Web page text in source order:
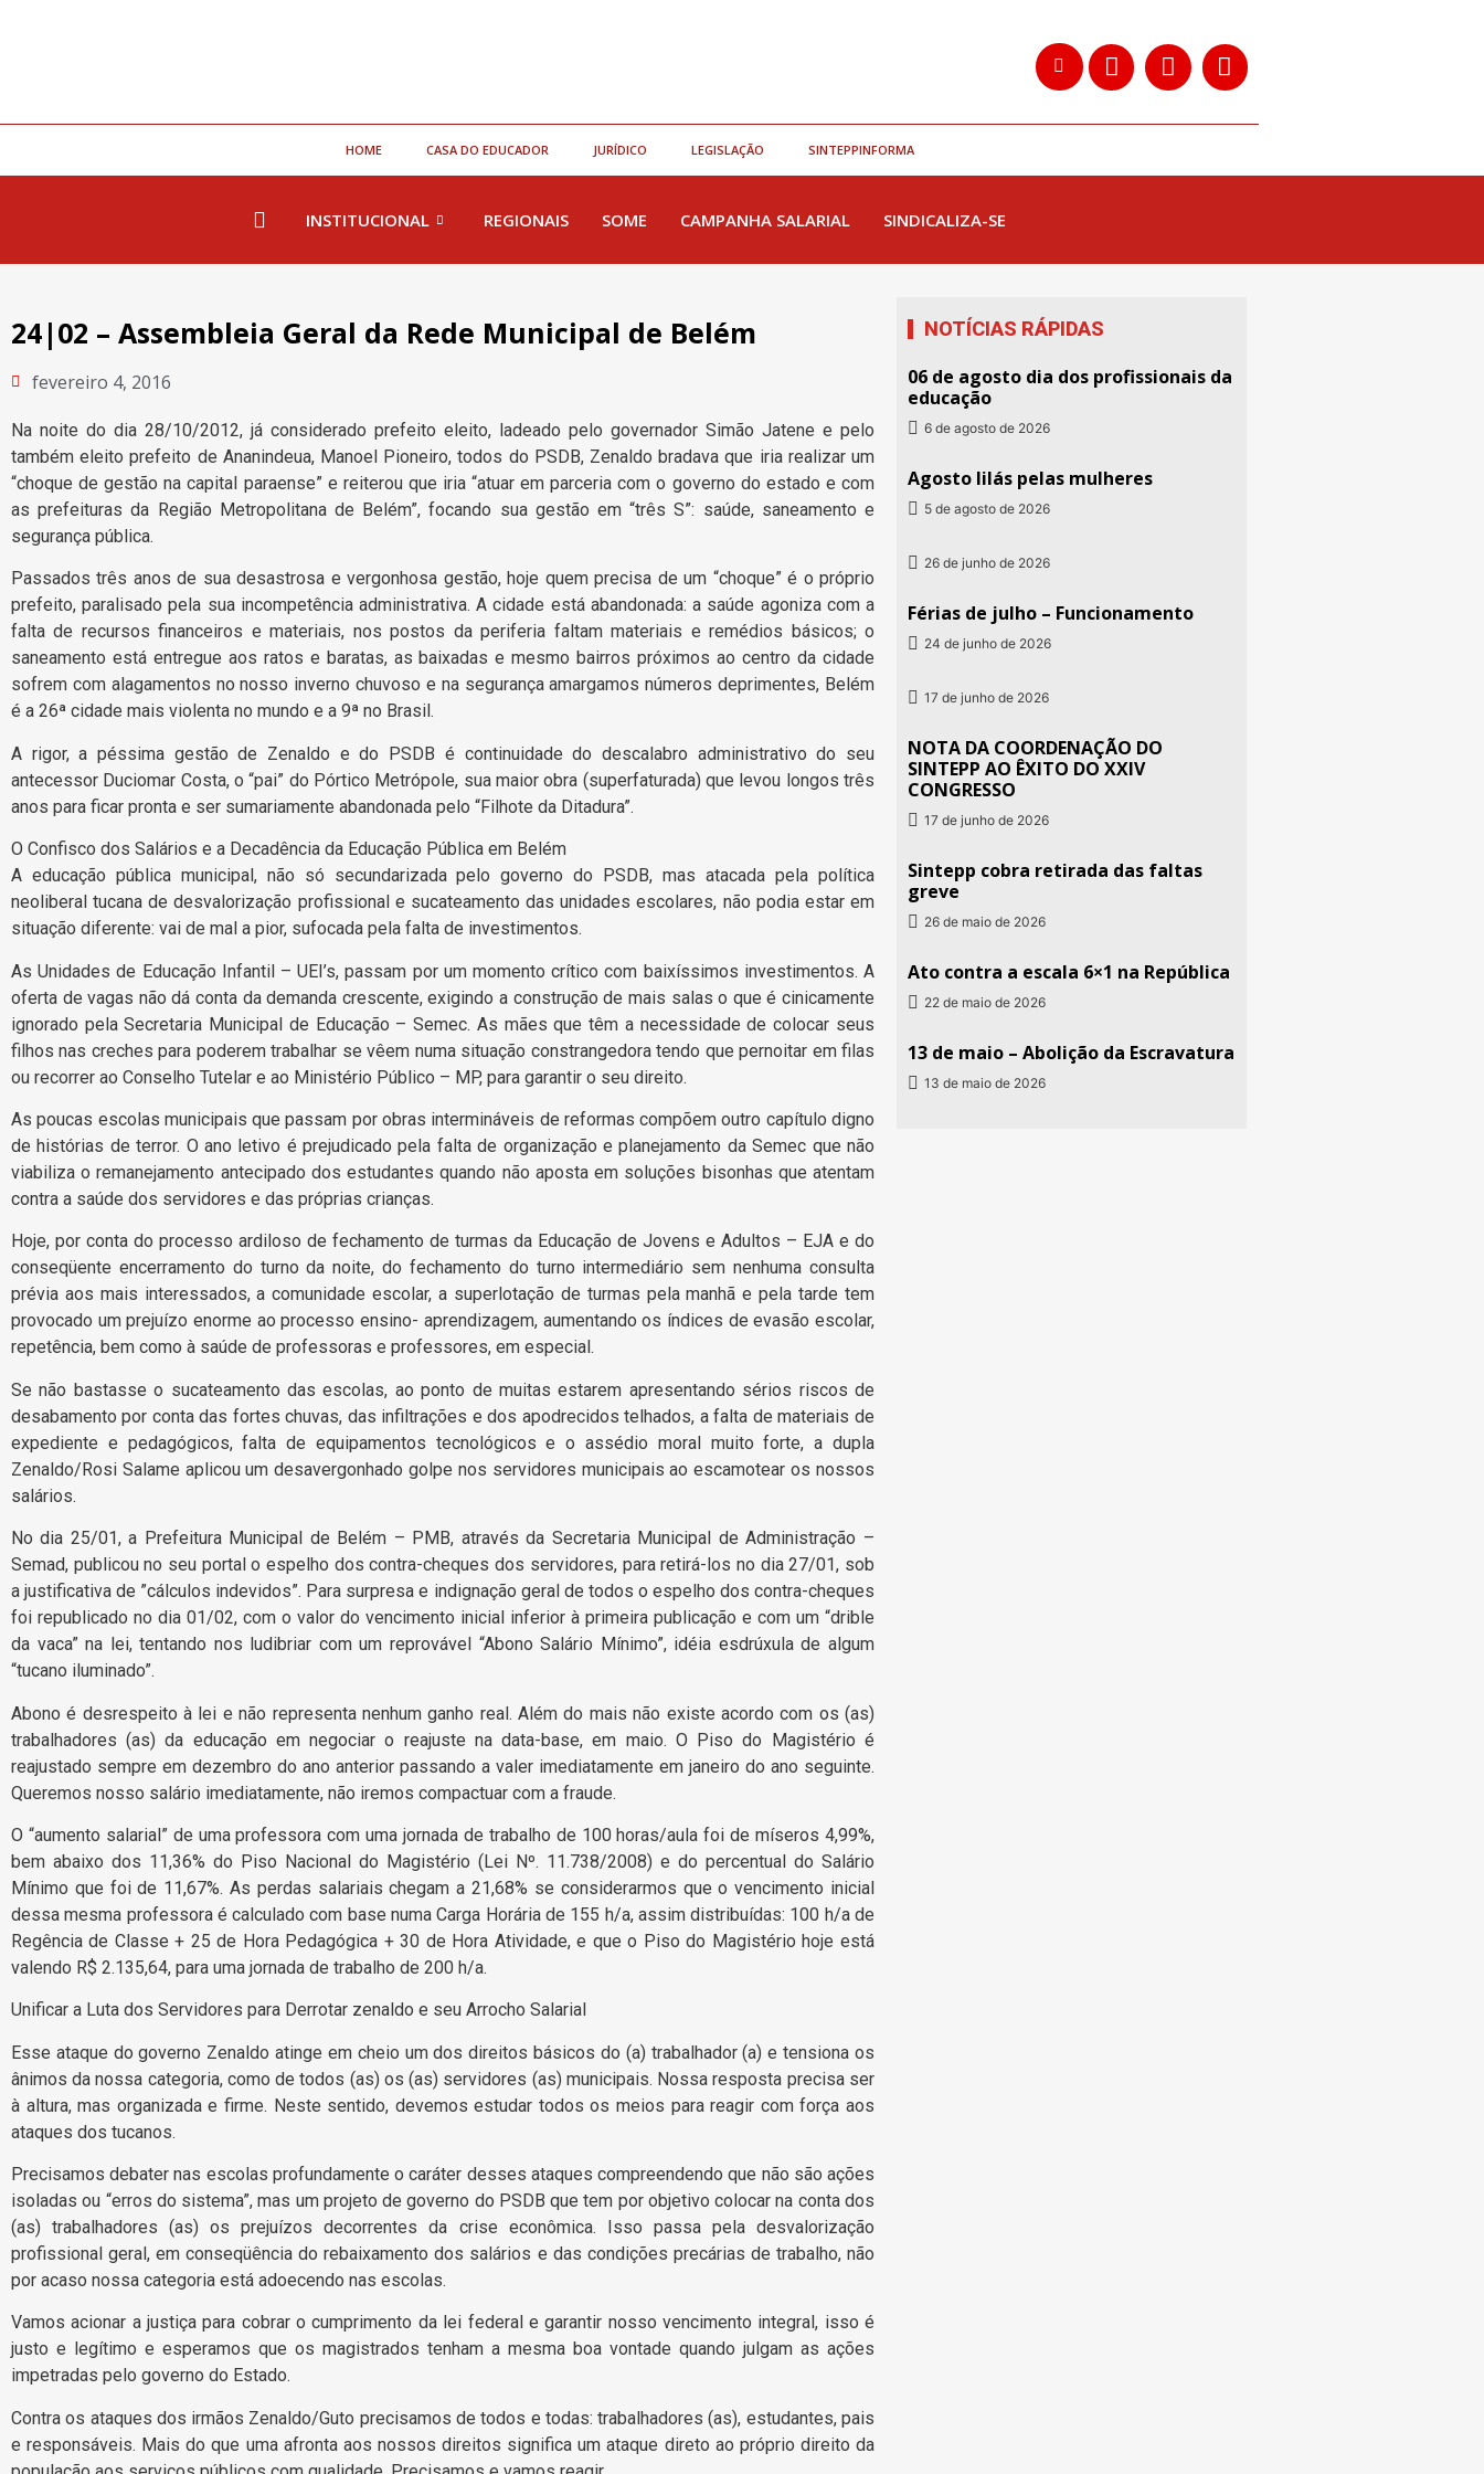
HOME CASA DO EDUCADOR JURÍDICO LEGISLAÇÃO SINTEPPINFORMA
INSTITUCIONAL REGIONAIS SOME CAMPANHA SALARIAL SINDICALIZA-SE
24|02 – Assembleia Geral da Rede Municipal de Belém
fevereiro 4, 2016
Na noite do dia 28/10/2012, já considerado prefeito eleito, ladeado pelo governador Simão Jatene e pelo
também eleito prefeito de Ananindeua, Manoel Pioneiro, todos do PSDB, Zenaldo bradava que iria realizar um
“choque de gestão na capital paraense” e reiterou que iria “atuar em parceria com o governo do estado e com
as prefeituras da Região Metropolitana de Belém”, focando sua gestão em “três S”: saúde, saneamento e
segurança pública.
Passados três anos de sua desastrosa e vergonhosa gestão, hoje quem precisa de um “choque” é o próprio
prefeito, paralisado pela sua incompetência administrativa. A cidade está abandonada: a saúde agoniza com a
falta de recursos financeiros e materiais, nos postos da periferia faltam materiais e remédios básicos; o
saneamento está entregue aos ratos e baratas, as baixadas e mesmo bairros próximos ao centro da cidade
sofrem com alagamentos no nosso inverno chuvoso e na segurança amargamos números deprimentes, Belém
é a 26ª cidade mais violenta no mundo e a 9ª no Brasil.
A rigor, a péssima gestão de Zenaldo e do PSDB é continuidade do descalabro administrativo do seu
antecessor Duciomar Costa, o “pai” do Pórtico Metrópole, sua maior obra (superfaturada) que levou longos três
anos para ficar pronta e ser sumariamente abandonada pelo “Filhote da Ditadura”.
O Confisco dos Salários e a Decadência da Educação Pública em Belém
A educação pública municipal, não só secundarizada pelo governo do PSDB, mas atacada pela política
neoliberal tucana de desvalorização profissional e sucateamento das unidades escolares, não podia estar em
situação diferente: vai de mal a pior, sufocada pela falta de investimentos.
As Unidades de Educação Infantil – UEI’s, passam por um momento crítico com baixíssimos investimentos. A
oferta de vagas não dá conta da demanda crescente, exigindo a construção de mais salas o que é cinicamente
ignorado pela Secretaria Municipal de Educação – Semec. As mães que têm a necessidade de colocar seus
filhos nas creches para poderem trabalhar se vêem numa situação constrangedora tendo que pernoitar em filas
ou recorrer ao Conselho Tutelar e ao Ministério Público – MP, para garantir o seu direito.
As poucas escolas municipais que passam por obras intermináveis de reformas compõem outro capítulo digno
de histórias de terror. O ano letivo é prejudicado pela falta de organização e planejamento da Semec que não
viabiliza o remanejamento antecipado dos estudantes quando não aposta em soluções bisonhas que atentam
contra a saúde dos servidores e das próprias crianças.
Hoje, por conta do processo ardiloso de fechamento de turmas da Educação de Jovens e Adultos – EJA e do
conseqüente encerramento do turno da noite, do fechamento do turno intermediário sem nenhuma consulta
prévia aos mais interessados, a comunidade escolar, a superlotação de turmas pela manhã e pela tarde tem
provocado um prejuízo enorme ao processo ensino- aprendizagem, aumentando os índices de evasão escolar,
repetência, bem como à saúde de professoras e professores, em especial.
Se não bastasse o sucateamento das escolas, ao ponto de muitas estarem apresentando sérios riscos de
desabamento por conta das fortes chuvas, das infiltrações e dos apodrecidos telhados, a falta de materiais de
expediente e pedagógicos, falta de equipamentos tecnológicos e o assédio moral muito forte, a dupla
Zenaldo/Rosi Salame aplicou um desavergonhado golpe nos servidores municipais ao escamotear os nossos
salários.
No dia 25/01, a Prefeitura Municipal de Belém – PMB, através da Secretaria Municipal de Administração –
Semad, publicou no seu portal o espelho dos contra-cheques dos servidores, para retirá-los no dia 27/01, sob
a justificativa de ”cálculos indevidos”. Para surpresa e indignação geral de todos o espelho dos contra-cheques
foi republicado no dia 01/02, com o valor do vencimento inicial inferior à primeira publicação e com um “drible
da vaca” na lei, tentando nos ludibriar com um reprovável “Abono Salário Mínimo”, idéia esdrúxula de algum
“tucano iluminado”.
Abono é desrespeito à lei e não representa nenhum ganho real. Além do mais não existe acordo com os (as)
trabalhadores (as) da educação em negociar o reajuste na data-base, em maio. O Piso do Magistério é
reajustado sempre em dezembro do ano anterior passando a valer imediatamente em janeiro do ano seguinte.
Queremos nosso salário imediatamente, não iremos compactuar com a fraude.
O “aumento salarial” de uma professora com uma jornada de trabalho de 100 horas/aula foi de míseros 4,99%,
bem abaixo dos 11,36% do Piso Nacional do Magistério (Lei Nº. 11.738/2008) e do percentual do Salário
Mínimo que foi de 11,67%. As perdas salariais chegam a 21,68% se considerarmos que o vencimento inicial
dessa mesma professora é calculado com base numa Carga Horária de 155 h/a, assim distribuídas: 100 h/a de
Regência de Classe + 25 de Hora Pedagógica + 30 de Hora Atividade, e que o Piso do Magistério hoje está
valendo R$ 2.135,64, para uma jornada de trabalho de 200 h/a.
Unificar a Luta dos Servidores para Derrotar zenaldo e seu Arrocho Salarial
Esse ataque do governo Zenaldo atinge em cheio um dos direitos básicos do (a) trabalhador (a) e tensiona os
ânimos da nossa categoria, como de todos (as) os (as) servidores (as) municipais. Nossa resposta precisa ser
à altura, mas organizada e firme. Neste sentido, devemos estudar todos os meios para reagir com força aos
ataques dos tucanos.
Precisamos debater nas escolas profundamente o caráter desses ataques compreendendo que não são ações
isoladas ou “erros do sistema”, mas um projeto de governo do PSDB que tem por objetivo colocar na conta dos
(as) trabalhadores (as) os prejuízos decorrentes da crise econômica. Isso passa pela desvalorização
profissional geral, em conseqüência do rebaixamento dos salários e das condições precárias de trabalho, não
por acaso nossa categoria está adoecendo nas escolas.
Vamos acionar a justiça para cobrar o cumprimento da lei federal e garantir nosso vencimento integral, isso é
justo e legítimo e esperamos que os magistrados tenham a mesma boa vontade quando julgam as ações
impetradas pelo governo do Estado.
Contra os ataques dos irmãos Zenaldo/Guto precisamos de todos e todas: trabalhadores (as), estudantes, pais
e responsáveis. Mais do que uma afronta aos nossos direitos significa um ataque direto ao próprio direito da
NOTÍCIAS RÁPIDAS
06 de agosto dia dos profissionais da
educação
6 de agosto de 2026
Agosto lilás pelas mulheres
5 de agosto de 2026
26 de junho de 2026
Férias de julho – Funcionamento
24 de junho de 2026
17 de junho de 2026
NOTA DA COORDENAÇÃO DO
SINTEPP AO ÊXITO DO XXIV
CONGRESSO
17 de junho de 2026
Sintepp cobra retirada das faltas
greve
26 de maio de 2026
Ato contra a escala 6×1 na República
22 de maio de 2026
13 de maio – Abolição da Escravatura
13 de maio de 2026